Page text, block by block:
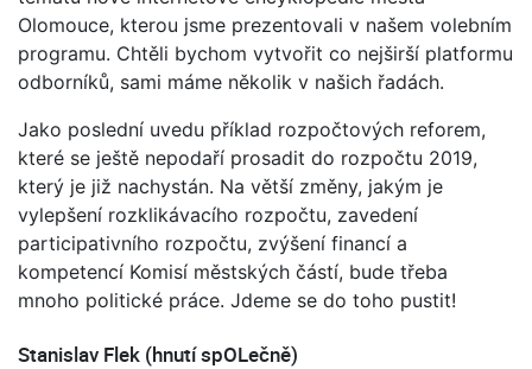
Olomouce, kterou jsme prezentovali v našem volebním
programu. Chtěli bychom vytvořit co nejširší platformu
odborníků, sami máme několik v našich řadách.
Jako poslední uvedu příklad rozpočtových reforem,
které se ještě nepodaří prosadit do rozpočtu 2019,
který je již nachystán. Na větší změny, jakým je
vylepšení rozklikávacího rozpočtu, zavedení
participativního rozpočtu, zvýšení financí a
kompetencí Komisí městských částí, bude třeba
mnoho politické práce. Jdeme se do toho pustit!
Stanislav Flek (hnutí spOLečně)